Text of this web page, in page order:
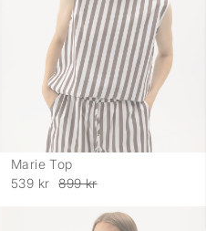
Marie Top
539 kr
899 kr